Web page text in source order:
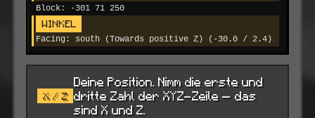
Block: -301 71 250
WINKEL
Facing: south (Towards positive Z) (-30.0 / 2.4)
X / Z
Deine Position. Nimm die erste und
dritte Zahl der XYZ-Zeile — das
sind X und Z.